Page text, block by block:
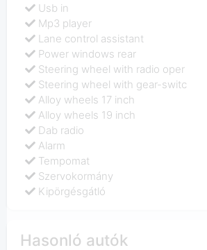
Usb in
Mp3 player
Lane control assistant
Power windows rear
Steering wheel with radio oper
Steering wheel with gear-switc
Alloy wheels 17 inch
Alloy wheels 19 inch
Dab radio
Alarm
Tempomat
Szervokormány
Kipörgésgátló
Hasonló autók